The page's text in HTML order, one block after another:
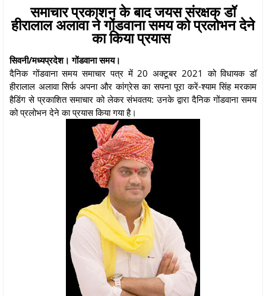
समाचार प्रकाशन के बाद जयस संरक्षक डॉ
हीरालाल अलावा ने गोंडवाना समय को प्रलोभन देने
का किया प्रयास
सिवनी/मध्यप्रदेश। गोंडवाना समय।
दैनिक गोंडवाना समय समाचार पत्र में 20 अक्टूबर 2021 को विधायक डॉ
हीरालाल अलावा सिर्फ अपना और कांग्रेस का सपना पूरा करें-श्याम सिंह मरकाम
हैडिंग से प्रकाशित समाचार को लेकर संभवतय: उनके द्वारा दैनिक गोंडवाना समय
को प्रलोभन देने का प्रयास किया गया है।